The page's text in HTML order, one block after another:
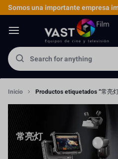
Somos una importante empresa
Inicio Productos etiquetados “常亮
常亮灯